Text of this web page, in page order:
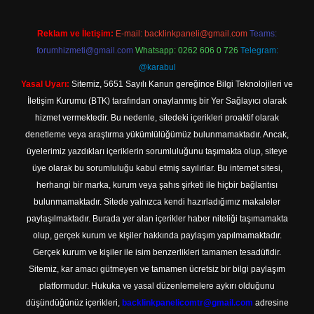
Reklam ve İletişim: E-mail: backlinkpaneli@gmail.com Teams:
forumhizmeti@gmail.com Whatsapp: 0262 606 0 726 Telegram:
@karabul
Yasal Uyarı: Sitemiz, 5651 Sayılı Kanun gereğince Bilgi Teknolojileri ve
İletişim Kurumu (BTK) tarafından onaylanmış bir Yer Sağlayıcı olarak
hizmet vermektedir. Bu nedenle, sitedeki içerikleri proaktif olarak
denetleme veya araştırma yükümlülüğümüz bulunmamaktadır. Ancak,
üyelerimiz yazdıkları içeriklerin sorumluluğunu taşımakta olup, siteye
üye olarak bu sorumluluğu kabul etmiş sayılırlar. Bu internet sitesi,
herhangi bir marka, kurum veya şahıs şirketi ile hiçbir bağlantısı
bulunmamaktadır. Sitede yalnızca kendi hazırladığımız makaleler
paylaşılmaktadır. Burada yer alan içerikler haber niteliği taşımamakta
olup, gerçek kurum ve kişiler hakkında paylaşım yapılmamaktadır.
Gerçek kurum ve kişiler ile isim benzerlikleri tamamen tesadüfidir.
Sitemiz, kar amacı gütmeyen ve tamamen ücretsiz bir bilgi paylaşım
platformudur. Hukuka ve yasal düzenlemelere aykırı olduğunu
düşündüğünüz içerikleri, backlinkpanelicomtr@gmail.com adresine